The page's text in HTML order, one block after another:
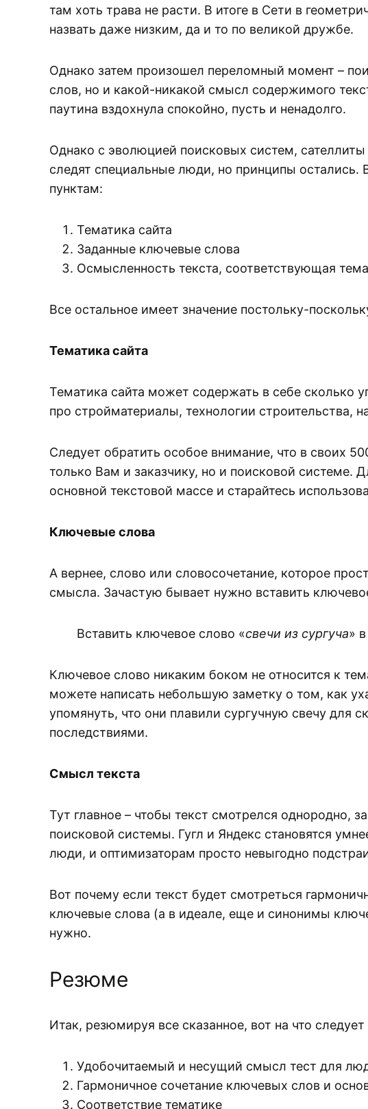
там хоть трава не расти. В итоге в Сети в
назвать даже низким, да и то по великой дружбе.
Однако затем произошел переломный момент –
слов, но и какой-никакой смысл содержимого
паутина вздохнула спокойно, пусть и ненадолго.
Однако с эволюцией поисковых систем,
следят специальные люди, но принципы
пунктам:
Тематика сайта
Заданные ключевые слова
Осмысленность текста, соответствующая
Все остальное имеет значение постольку-
Тематика сайта
Тематика сайта может содержать в себе сколько
про стройматериалы, технологии строительства,
Следует обратить особое внимание, что в своих
только Вам и заказчику, но и поисковой системе.
основной текстовой массе и старайтесь
Ключевые слова
А вернее, слово или словосочетание, которое
смысла. Зачастую бывает нужно вставить
Вставить ключевое слово «свечи из сургуча»
Ключевое слово никаким боком не относится к
можете написать небольшую заметку о том, как
упомянуть, что они плавили сургучную свечу
последствиями.
Смысл текста
Тут главное – чтобы текст смотрелся однородно,
поисковой системы. Гугл и Яндекс становятся
люди, и оптимизаторам просто невыгодно
Вот почему если текст будет смотреться
ключевые слова (а в идеале, еще и синонимы
нужно.
Резюме
Итак, резюмируя все сказанное, вот на что
Удобочитаемый и несущий смысл тест для
Гармоничное сочетание ключевых слов и
Соответствие тематике